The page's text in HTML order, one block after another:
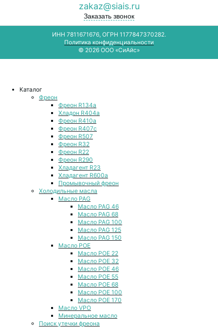
zakaz@siais.ru
Заказать звонок
ИНН 7811671676, ОГРН 1177847370282.
Политика конфиденциальности
© 2026 ООО «СиАйс»
Каталог
Фреон
Фреон R134a
Хладон R404a
Фреон R410a
Фреон R407с
Фреон R507
Фреон R32
Фреон R22
Фреон R290
Хладагент R23
Хладагент R600a
Промывочный фреон
Холодильные масла
Масло PAG
Масло PAG 46
Масло PAG 68
Масло PAG 100
Масло PAG 125
Масло PAG 150
Масло POE
Масло POE 22
Масло POE 32
Масло POE 46
Масло POE 55
Масло POE 68
Масло POE 100
Масло POE 170
Масло VPO
Минеральное масло
Поиск утечки фреона